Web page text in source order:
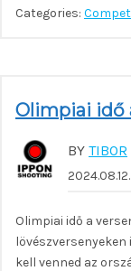
Categories:
Olimpiai idő
BY TIBOR
2024.08.12.
Olimpiai idő a
kell venned az